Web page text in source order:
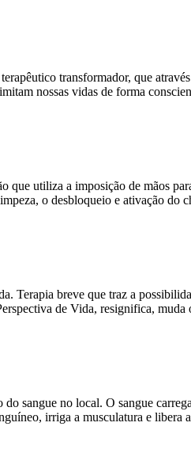
transformador, que
nossas vidas de forma
que utiliza a imposição de mãos
o desbloqueio e ativação
Terapia breve que traz a
de Vida, resignifica,
do sangue no local. O sangue
irriga a musculatura e